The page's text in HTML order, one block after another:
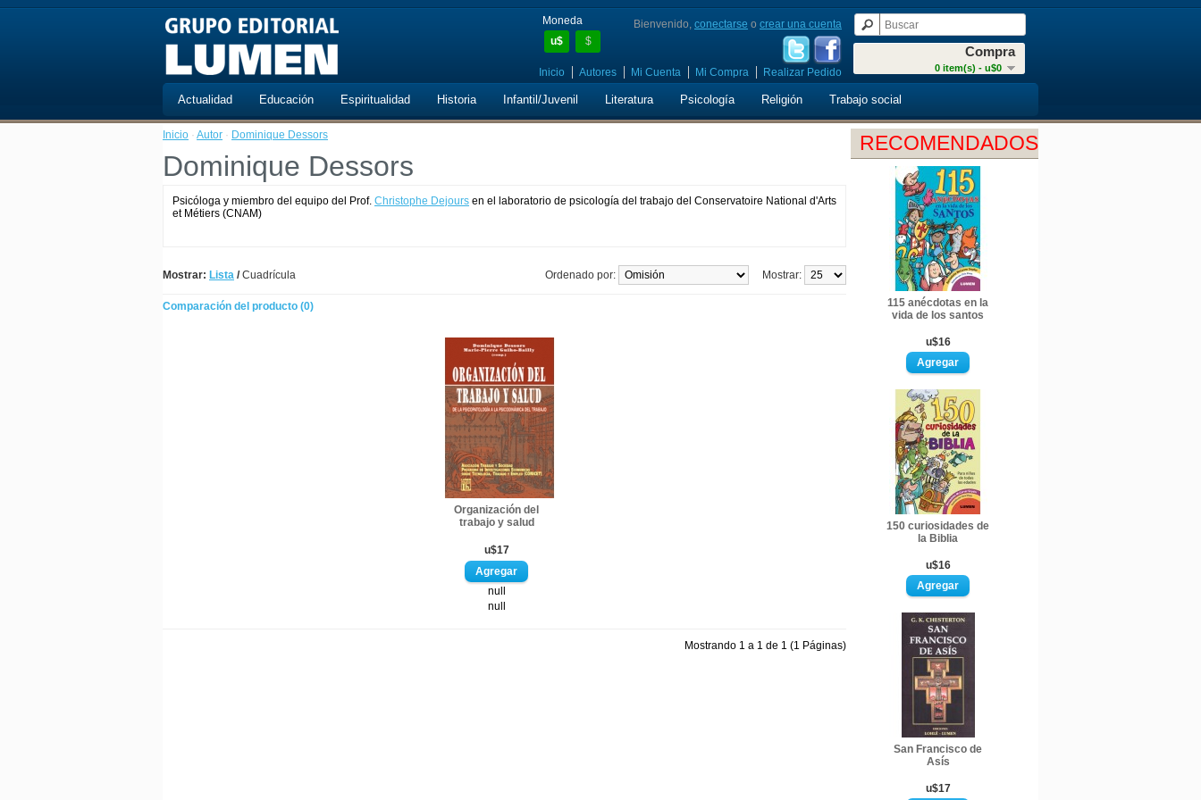
Moneda
u$
$
Compra
0 item(s) - u$0
Bienvenido, conectarse o crear una cuenta
Inicio Autores Mi Cuenta Mi Compra Realizar Pedido
Actualidad Educación Espiritualidad Historia Infantil/Juvenil Literatura Psicología Religión Trabajo social
RECOMENDADOS
115 anécdotas en la
vida de los santos
u$16
150 curiosidades de
la Biblia
u$16
San Francisco de
Asís
u$17
Inicio · Autor · Dominique Dessors
Dominique Dessors
Psicóloga y miembro del equipo del Prof. Christophe Dejours en el laboratorio de psicología del trabajo del Conservatoire National d'Arts
et Métiers (CNAM)
Mostrar: Lista /Cuadrícula Mostrar:
Ordenado por:
Comparación del producto (0)
Organización del
trabajo y salud
u$17
null
null
Mostrando 1 a 1 de 1 (1 Páginas)